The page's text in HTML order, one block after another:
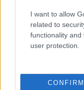
I want to allow
related to
functionality
user protection.
CONFIRM
hónapban kapja
Bayern ugyanis
nem egyben kell
csak addig fizeti
Bayern München: